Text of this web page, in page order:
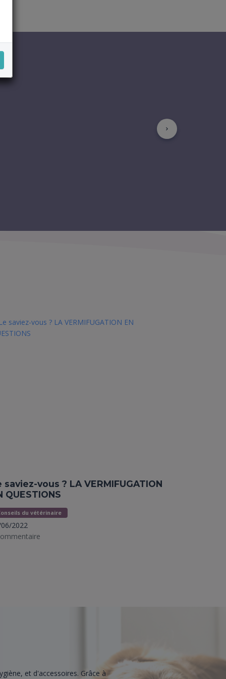
Suivant
saviez-vous ? LA VERMIFUGATION
QUESTIONS
du vétérinaire
2022
et d'accessoires. Grâce à